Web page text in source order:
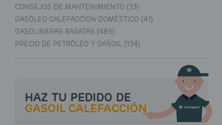
CONSEJOS DE MANTENIMIENTO (33)
GASÓLEO CALEFACCIÓN DOMÉSTICO (41)
GASOLINERAS BARATAS (485)
PRECIO DE PETRÓLEO Y GASOIL (134)
HAZ TU PEDIDO DE
GASOIL CALEFACCIÓN